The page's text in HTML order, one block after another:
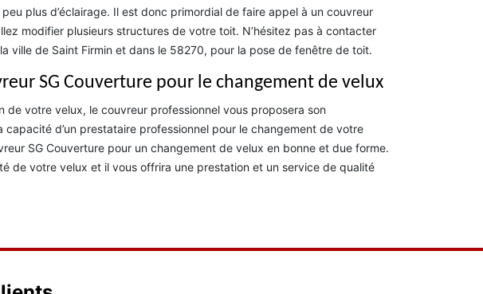
plus d’éclairage. Il est donc primordial de faire appel à un couvreur
modifier plusieurs structures de votre toit. N’hésitez pas à contacter
ville de Saint Firmin et dans le 58270, pour la pose de fenêtre de toit.
SG Couverture pour le changement de velux
de votre velux, le couvreur professionnel vous proposera son
d’un prestataire professionnel pour le changement de votre
SG Couverture pour un changement de velux en bonne et due forme.
de votre velux et il vous offrira une prestation et un service de qualité